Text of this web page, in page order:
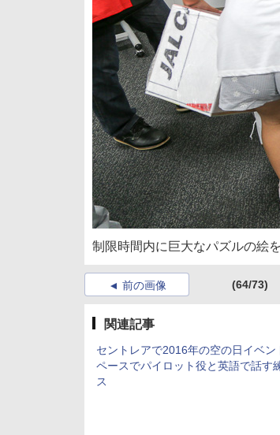
制限時間内に巨大なパズルの絵
前の画像 (64/73)
関連記事
セントレアで2016年の空の日イベン
ペースでパイロット役と英語で話す
ス